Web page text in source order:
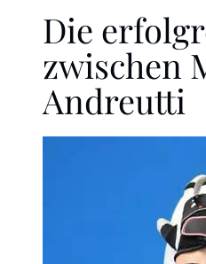
Die
zwischen
Andreutti